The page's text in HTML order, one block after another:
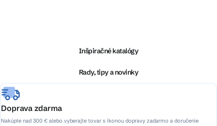
e
Inšpiračné katalógy
Rady, tipy a novinky
Doprava zdarma
Nakúpte nad 300 € alebo vyberajte tovar s ikonou dopravy zadarmo a doručenie